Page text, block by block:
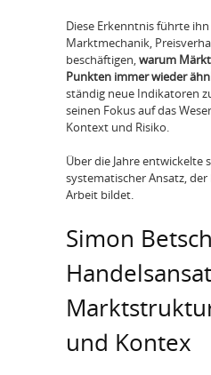
Diese Erkenntnis führte
Marktmechanik,
beschäftigen,warum
Punkten immer wieder
ständig neue Indikatoren
seinen Fokus auf das
Kontext und Risiko.
Über die Jahre entwickelte
systematischer Ansatz,
Arbeit bildet.
Simon
und Kontex